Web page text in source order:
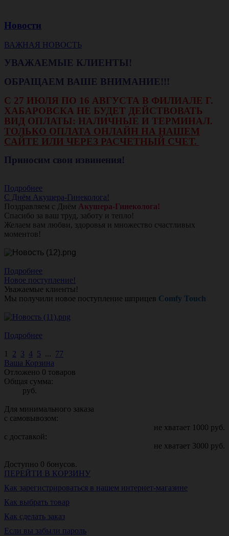
Новости
ВАЖНАЯ НОВОСТЬ
УВАЖАЕМЫЕ КЛИЕНТЫ!
ОБРАЩАЕМ ВАШЕ ВНИМАНИЕ!!!
С 27 ИЮЛЯ ПО 16 АВГУСТА В ФИЛИАЛЕ Г.
ХАБАРОВСКА НЕ БУДЕТ ДЕЙСТВОВАТЬ
ВИД ОПЛАТЫ: НАЛИЧНЫЕ И ТЕРМИНАЛ.
ТОЛЬКО ОПЛАТА ОНЛАЙН НА НАШЕМ
САЙТЕ ИЛИ ЧЕРЕЗ РАСЧЕТНЫЙ СЧЕТ.
Приносим свои извинения!
Подробнее
С Днём Акушера-Гинеколога!
Поздравляем с Днём Акушера-Гинеколога!
Спасибо за ваш труд, заботу и тепло!
Желаем вам любви, здоровья и множество счастливых
моментов!
Подробнее
Новое поступление!
Уважаемые клиенты!
Мы получили новое поступление шприцев Comfy Touch
Подробнее
1 2 3 4 5 ... 77
Ваша Корзина
Отложено 0 товаров
Общая сумма:
руб.
Для минимального заказа
с самовывозом:
не хватает 1000 руб.
с доставкой:
не хватает 3000 руб.
Доступно 0 бонусов.
ПЕРЕЙТИ В КОРЗИНУ
Как зарегистрироваться в нашем интернет-магазине
Как выбрать товар
Как сделать заказ
Если вы забыли пароль